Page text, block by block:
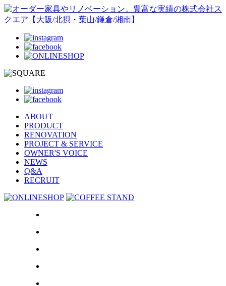
ABOUT
PRODUCT
RENOVATION
PROJECT & SERVICE
OWNER'S VOICE
NEWS
Q&A
RECRUIT